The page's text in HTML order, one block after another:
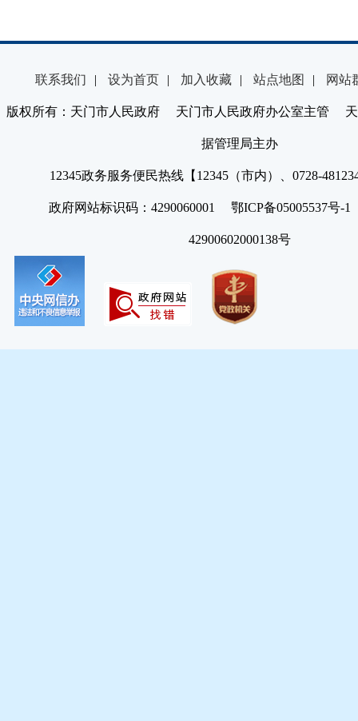
联系我们 | 设为首页 | 加入收藏 | 站点地图 | 网站
版权所有：天门市人民政府 天门市人民政府办公室主管 天
据管理局主办
12345政务服务便民热线【12345（市内）、0728-
政府网站标识码：4290060001 鄂ICP备05005537号
42900602000138号